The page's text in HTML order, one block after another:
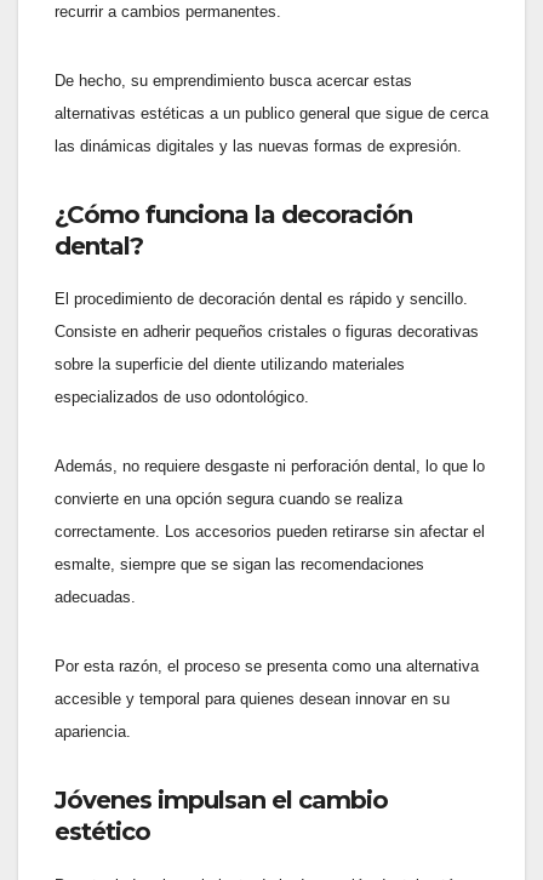
recurrir a cambios permanentes.
De hecho, su emprendimiento busca acercar estas
alternativas estéticas a un publico general que sigue de cerca
las dinámicas digitales y las nuevas formas de expresión.
¿Cómo funciona la decoración
dental?
El procedimiento de decoración dental es rápido y sencillo.
Consiste en adherir pequeños cristales o figuras decorativas
sobre la superficie del diente utilizando materiales
especializados de uso odontológico.
Además, no requiere desgaste ni perforación dental, lo que lo
convierte en una opción segura cuando se realiza
correctamente. Los accesorios pueden retirarse sin afectar el
esmalte, siempre que se sigan las recomendaciones
adecuadas.
Por esta razón, el proceso se presenta como una alternativa
accesible y temporal para quienes desean innovar en su
apariencia.
Jóvenes impulsan el cambio
estético